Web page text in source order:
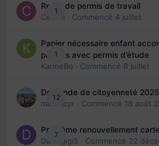
1
Refus de permis de travail
Cedbri · Commencé 4 juillet
1
Papier nécessaire enfant
parents avec permis d’étude
KarineBo · Commencé 8 juillet
12
Demande de citoyenneté
nanancyr · Commencé 18 août
7
Problème renouvellement
Davidgigi5 · Commencé 22